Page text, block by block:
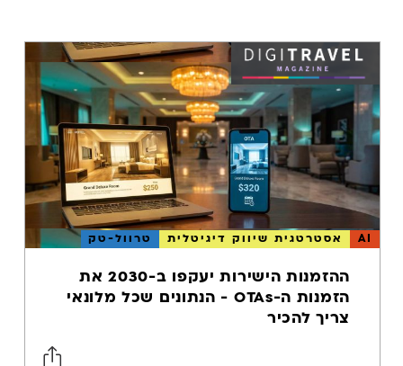
AI אסטרטגית שיווק דיגיטלית טרוול-טק
ההזמנות הישירות יעקפו ב-2030 את
הזמנות ה-OTAs - הנתונים שכל מלונאי
צריך להכיר